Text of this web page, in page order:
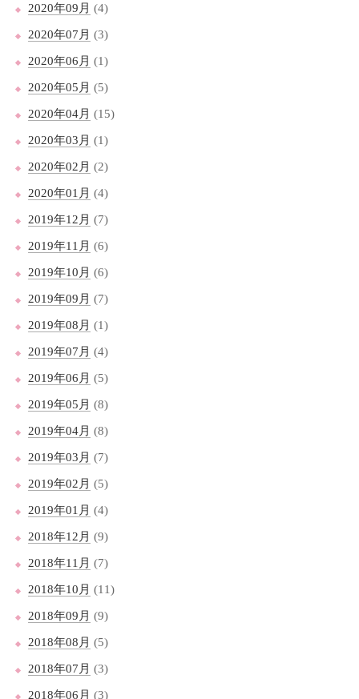
2020年09月 (4)
2020年07月 (3)
2020年06月 (1)
2020年05月 (5)
2020年04月 (15)
2020年03月 (1)
2020年02月 (2)
2020年01月 (4)
2019年12月 (7)
2019年11月 (6)
2019年10月 (6)
2019年09月 (7)
2019年08月 (1)
2019年07月 (4)
2019年06月 (5)
2019年05月 (8)
2019年04月 (8)
2019年03月 (7)
2019年02月 (5)
2019年01月 (4)
2018年12月 (9)
2018年11月 (7)
2018年10月 (11)
2018年09月 (9)
2018年08月 (5)
2018年07月 (3)
2018年06月 (3)